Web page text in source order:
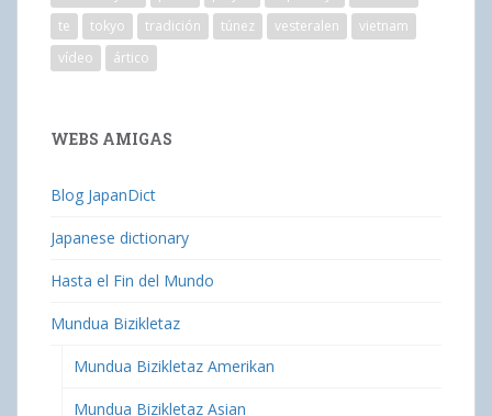
te
tokyo tradición túnez vesteralen
vietnam
vídeo
ártico
WEBS AMIGAS
Blog JapanDict
Japanese dictionary
Hasta el Fin del Mundo
Mundua Bizikletaz
Mundua Bizikletaz Amerikan
Mundua Bizikletaz Asian